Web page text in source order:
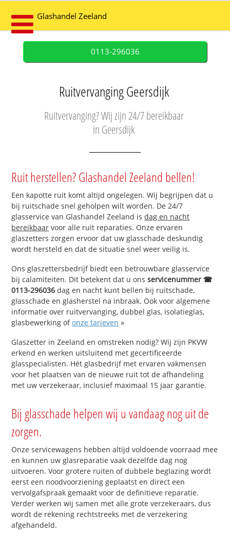
Glashandel Zeeland
0113-296036
Ruitvervanging Geersdijk
Ruitvervanging? Wij zijn 24/7 bereikbaar
in Geersdijk
Ruit herstellen? Glashandel Zeeland bellen!
Een kapotte ruit komt altijd ongelegen. Wij begrijpen dat u
bij ruitschade snel geholpen wilt worden. De 24/7
glasservice van Glashandel Zeeland isdag en nacht
bereikbaar voor alle ruit reparaties. Onze ervaren
glaszetters zorgen ervoor dat uw glasschade deskundig
wordt hersteld en dat de situatie snel weer veilig is.
Ons glaszettersbedrijf biedt een betrouwbare glasservice
bij calamiteiten. Dit betekent dat u onsservicenummer ☎
0113-296036 dag en nacht kunt bellen bij ruitschade,
glasschade en glasherstel na inbraak. Ook voor algemene
informatie over ruitvervanging, dubbel glas, isolatieglas,
glasbewerking ofonze tarieven »
Glaszetter in Zeeland en omstreken nodig? Wij zijn PKVW
erkend en werken uitsluitend met gecertificeerde
glasspecialisten. Hét glasbedrijf met ervaren vakmensen
voor het plaatsen van de nieuwe ruit tot de afhandeling
met uw verzekeraar, inclusief maximaal 15 jaar garantie.
Bij glasschade helpen wij u vandaag nog uit de
zorgen.
Onze servicewagens hebben altijd voldoende voorraad mee
en kunnen uw glasreparatie vaak dezelfde dag nog
uitvoeren. Voor grotere ruiten of dubbele beglazing wordt
eerst een noodvoorziening geplaatst en direct een
vervolgafspraak gemaakt voor de definitieve reparatie.
Verder werken wij samen met alle grote verzekeraars, dus
wordt de rekening rechtstreeks met de verzekering
afgehandeld.